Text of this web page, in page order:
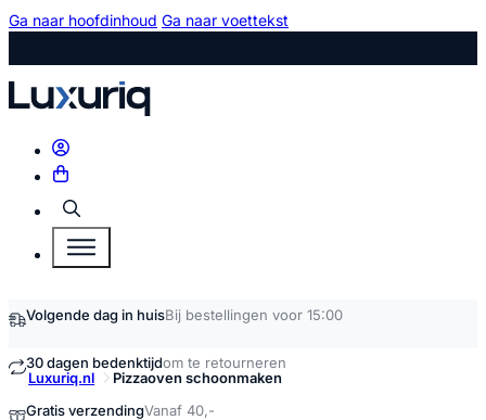
Ga naar hoofdinhoud Ga naar voettekst
Zoeken
Volgende dag in huisBij bestellingen voor 15:00
30 dagen bedenktijdom te retourneren
Gratis verzendingVanaf 40,-
Luxuriq.nl Pizzaoven schoonmaken